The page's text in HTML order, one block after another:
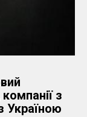
з
Україною